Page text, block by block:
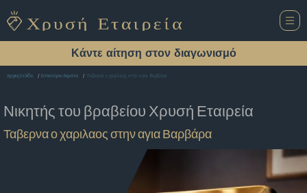
Κάντε αίτηση στον διαγωνισμό
Αρχική Σελίδα Εστιατόριο Ακράτα Ταβερνα ο χαριλαος στην αγια Βαρβάρα
Νικητής του βραβείου Χρυσή Εταιρεία
Ταβερνα ο χαριλαος στην αγια Βαρβάρα